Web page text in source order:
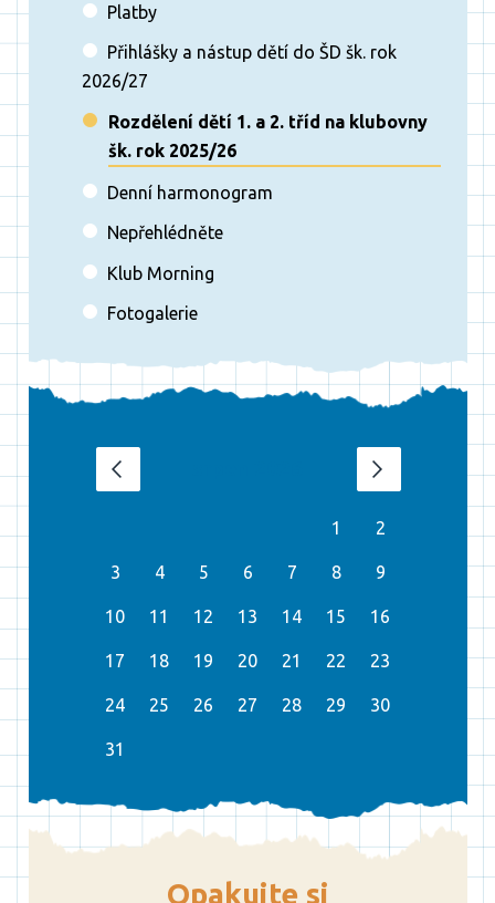
Platby
Přihlášky a nástup dětí do ŠD šk. rok
2026/27
Rozdělení dětí 1. a 2. tříd na klubovny
šk. rok 2025/26
Denní harmonogram
Nepřehlédněte
Klub Morning
Fotogalerie
1 2
3 4 5 6 7 8 9
10 11 12 13 14 15 16
17 18 19 20 21 22 23
24 25 26 27 28 29 30
31
Opakujte si